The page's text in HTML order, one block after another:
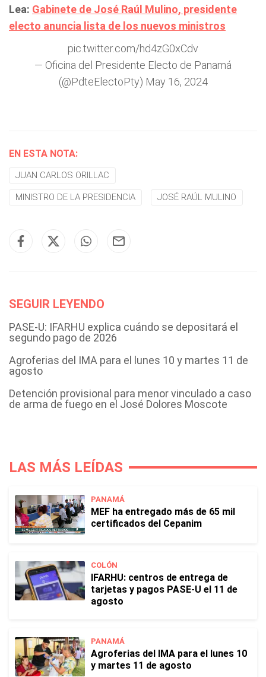
Lea: Gabinete de José Raúl Mulino, presidente
electo anuncia lista de los nuevos ministros
pic.twitter.com/hd4zG0xCdv
— Oficina del Presidente Electo de Panamá
(@PdteElectoPty) May 16, 2024
EN ESTA NOTA:
JUAN CARLOS ORILLAC
MINISTRO DE LA PRESIDENCIA JOSÉ RAÚL MULINO
SEGUIR LEYENDO
PASE-U: IFARHU explica cuándo se depositará el
segundo pago de 2026
Agroferias del IMA para el lunes 10 y martes 11 de
agosto
Detención provisional para menor vinculado a caso
de arma de fuego en el José Dolores Moscote
LAS MÁS LEÍDAS
PANAMÁ
MEF ha entregado más de 65 mil
certificados del Cepanim
COLÓN
IFARHU: centros de entrega de
tarjetas y pagos PASE-U el 11 de
agosto
PANAMÁ
Agroferias del IMA para el lunes 10
y martes 11 de agosto